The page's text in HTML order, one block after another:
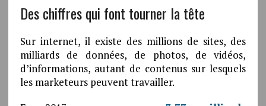
Des chiffres qui font tourner la tête
Sur internet, il existe des millions de sites, des
milliards de données, de photos, de vidéos,
d’informations, autant de contenus sur lesquels
les marketeurs peuvent travailler.